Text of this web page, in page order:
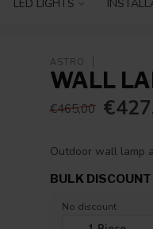
LED LIGHTS
ASTRO
WALL
€465,00
Outdoor wall lamp
BULK DISCOUNT
No discount